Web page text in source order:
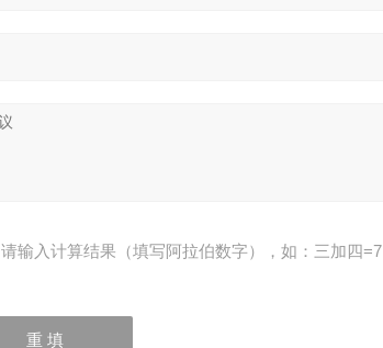
请输入计算结果（填写阿拉伯数字），如：三加四=7